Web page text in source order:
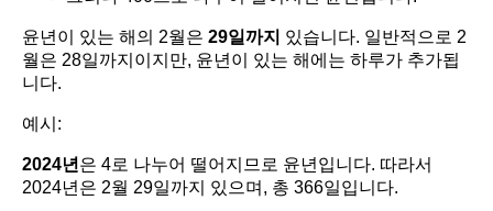
윤년이 있는 해의 2월은 29일까지 있습니다. 일반적으로 2
월은 28일까지이지만, 윤년이 있는 해에는 하루가 추가됩
니다.
예시:
2024년 은 4로 나누어 떨어지므로 윤년입니다. 따라서
2024년은 2월 29일까지 있으며, 총 366일입니다.